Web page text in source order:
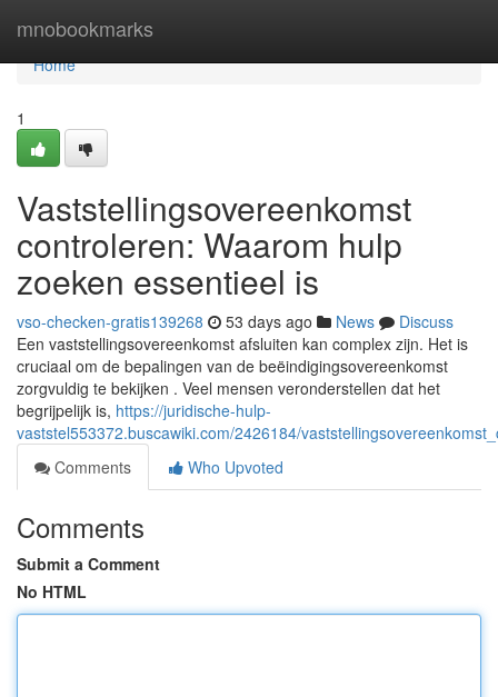
mnobookmarks
Home
Home
1
Vaststellingsovereenkomst
controleren: Waarom hulp
zoeken essentieel is
vso-checken-gratis139268 53 days ago News
Discuss
Een vaststellingsovereenkomst afsluiten kan complex zijn. Het is
cruciaal om de bepalingen van de beëindigingsovereenkomst
zorgvuldig te bekijken . Veel mensen veronderstellen dat het
begrijpelijk is, https://juridische-hulp-
vaststel553372.buscawiki.com/2426184/
Comments
Who Upvoted
Comments
Submit a Comment
No HTML